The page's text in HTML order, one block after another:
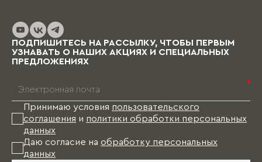
ПОДПИШИТЕСЬ НА РАССЫЛКУ, ЧТОБЫ ПЕРВЫМ
УЗНАВАТЬ О НАШИХ АКЦИЯХ И СПЕЦИАЛЬНЫХ
ПРЕДЛОЖЕНИЯХ
*
Принимаю условия пользовательского
соглашения и политики обработки персональных
данных
Даю согласие на обработку персональных
данных